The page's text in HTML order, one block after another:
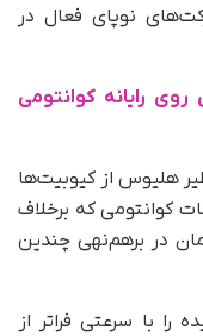
نوپای فعال در
رایانه کوانتومی
هلیوس از کیوبیت‌ها
کوانتومی که برخلاف
در برهم‌نهی چندین
را با سرعتی فراتر از